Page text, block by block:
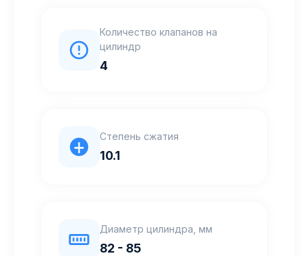
Количество клапанов на
цилиндр
4
Степень сжатия
10.1
Диаметр цилиндра, мм
82 - 85